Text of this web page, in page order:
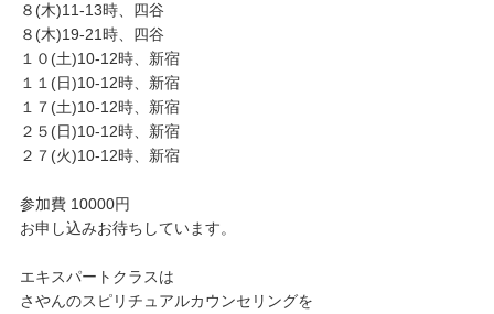
８(木)11-13時、四谷
８(木)19-21時、四谷
１０(土)10-12時、新宿
１１(日)10-12時、新宿
１７(土)10-12時、新宿
２５(日)10-12時、新宿
２７(火)10-12時、新宿
参加費 10000円
お申し込みお待ちしています。
エキスパートクラスは
さやんのスピリチュアルカウンセリングを